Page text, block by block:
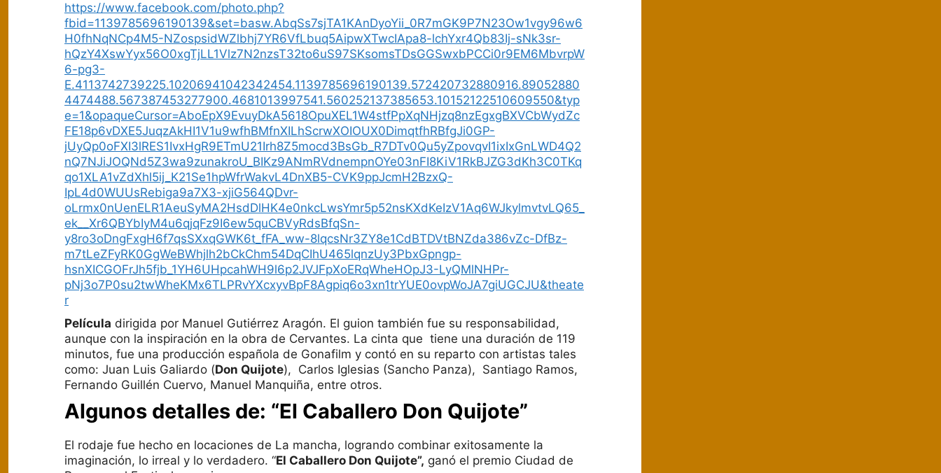
https://www.facebook.com/photo.php?
fbid=1139785696190139&set=basw.AbqSs7sjTA1KAnDyoYii_0R7mGK9P7N23Ow1vgy96w6
H0fhNqNCp4M5-NZospsidWZlbhj7YR6VfLbuq5AipwXTwcIApa8-lchYxr4Qb83Ij-sNk3sr-
hQzY4XswYyx56O0xgTjLL1Vlz7N2nzsT32to6uS97SKsomsTDsGGSwxbPCCi0r9EM6MbvrpW
6-pg3-
E.4113742739225.10206941042342454.1139785696190139.572420732880916.89052880
4474488.567387453277900.4681013997541.560252137385653.10152122510609550&typ
e=1&opaqueCursor=AboEpX9EvuyDkA5618OpuXEL1W4stfPpXqNHjzq8nzEgxgBXVCbWydZc
FE18p6vDXE5JuqzAkHI1V1u9wfhBMfnXILhScrwXOIOUX0DimqtfhRBfgJi0GP-
jUyQp0oFXI3lRES1IvxHgR9ETmU21Irh8Z5mocd3BsGb_R7DTv0Qu5yZpovqvI1ixIxGnLWD4Q2
nQ7NJiJOQNd5Z3wa9zunakroU_BIKz9ANmRVdnempnOYe03nFI8KiV1RkBJZG3dKh3C0TKq
qo1XLA1vZdXhl5ij_K21Se1hpWfrWakvL4DnXB5-CVK9ppJcmH2BzxQ-
IpL4d0WUUsRebiga9a7X3-xjiG564QDvr-
oLrmx0nUenELR1AeuSyMA2HsdDlHK4e0nkcLwsYmr5p52nsKXdKeIzV1Aq6WJkylmvtvLQ65_
ek__Xr6QBYbIyM4u6qjqFz9I6ew5quCBVyRdsBfqSn-
y8ro3oDngFxgH6f7qsSXxqGWK6t_fFA_ww-8lqcsNr3ZY8e1CdBTDVtBNZda386vZc-DfBz-
m7tLeZFyRK0GgWeBWhjlh2bCkChm54DqCIhU465lqnzUy3PbxGpngp-
hsnXICGOFrJh5fjb_1YH6UHpcahWH9l6p2JVJFpXoERqWheHOpJ3-LyQMlNHPr-
pNj3o7P0su2twWheKMx6TLPRvYXcxyvBpF8Agpiq6o3xn1trYUE0ovpWoJA7giUGCJU&theate
r
Película dirigida por Manuel Gutiérrez Aragón. El guion también fue su responsabilidad,
aunque con la inspiración en la obra de Cervantes. La cinta que tiene una duración de 119
minutos, fue una producción española de Gonafilm y contó en su reparto con artistas tales
como: Juan Luis Galiardo (Don Quijote), Carlos Iglesias (Sancho Panza), Santiago Ramos,
Fernando Guillén Cuervo, Manuel Manquiña, entre otros.
Algunos detalles de: “El Caballero Don Quijote”
El rodaje fue hecho en locaciones de La mancha, logrando combinar exitosamente la
imaginación, lo irreal y lo verdadero. “El Caballero Don Quijote”, ganó el premio Ciudad de